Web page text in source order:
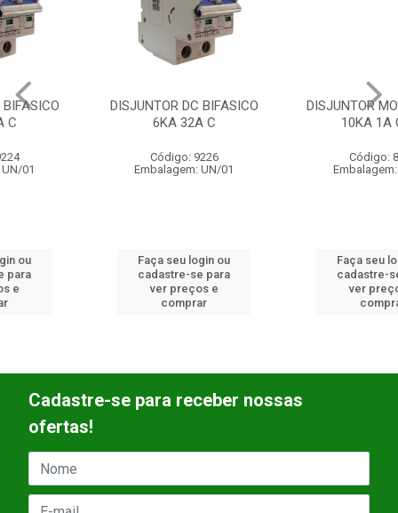
DISJUNTOR DC BIFASICO
Embalagem: UN/01
Faça seu login ou
cadastre-se para
DISJUNTOR MONOFASICO
Embalagem: UN/01
Faça seu login ou
cadastre-se para
Cadastre-se para receber nossas
ofertas!